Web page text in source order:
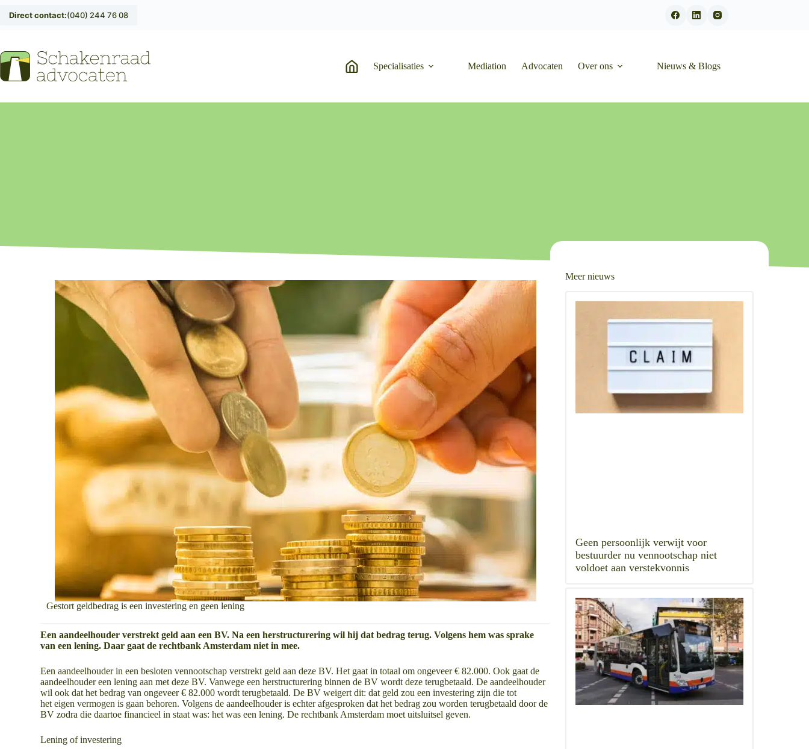
Direct contact:(040) 244 76 08
Specialisaties Mediation Advocaten Over ons Nieuws & Blogs
Gestort geldbedrag is een investering en geen lening
Een aandeelhouder verstrekt geld aan een BV. Na een herstructurering wil hij dat bedrag terug. Volgens hem was sprake
van een lening. Daar gaat de rechtbank Amsterdam niet in mee.
Een aandeelhouder in een besloten vennootschap verstrekt geld aan deze BV. Het gaat in totaal om ongeveer € 82.000. Ook gaat de
aandeelhouder een lening aan met deze BV. Vanwege een herstructurering binnen de BV wordt deze terugbetaald. De aandeelhouder
wil ook dat het bedrag van ongeveer € 82.000 wordt terugbetaald. De BV weigert dit: dat geld zou een investering zijn die tot
het eigen vermogen is gaan behoren. Volgens de aandeelhouder is echter afgesproken dat het bedrag zou worden terugbetaald door de
BV zodra die daartoe financieel in staat was: het was een lening. De rechtbank Amsterdam moet uitsluitsel geven.
Lening of investering
Meer nieuws
Geen persoonlijk verwijt voor
bestuurder nu vennootschap niet
voldoet aan verstekvonnis